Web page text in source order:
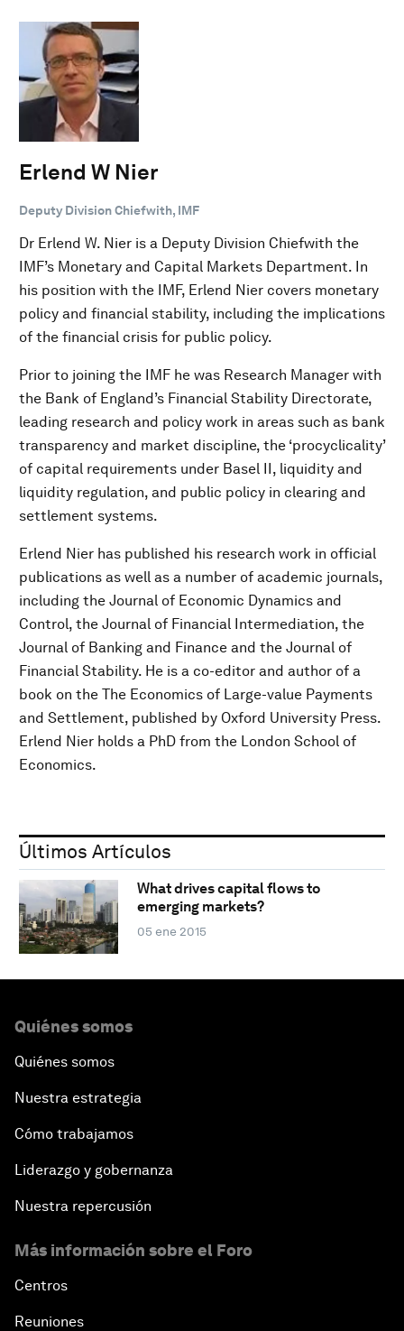
Erlend W Nier
Deputy Division Chiefwith, IMF
Dr Erlend W. Nier is a Deputy Division Chiefwith the
IMF’s Monetary and Capital Markets Department. In
his position with the IMF, Erlend Nier covers monetary
policy and financial stability, including the implications
of the financial crisis for public policy.
Prior to joining the IMF he was Research Manager with
the Bank of England’s Financial Stability Directorate,
leading research and policy work in areas such as bank
transparency and market discipline, the ‘procyclicality’
of capital requirements under Basel II, liquidity and
liquidity regulation, and public policy in clearing and
settlement systems.
Erlend Nier has published his research work in official
publications as well as a number of academic journals,
including the Journal of Economic Dynamics and
Control, the Journal of Financial Intermediation, the
Journal of Banking and Finance and the Journal of
Financial Stability. He is a co-editor and author of a
book on the The Economics of Large-value Payments
and Settlement, published by Oxford University Press.
Erlend Nier holds a PhD from the London School of
Economics.
Últimos Artículos
What drives capital flows to
emerging markets?
05 ene 2015
Quiénes somos
Quiénes somos
Nuestra estrategia
Cómo trabajamos
Liderazgo y gobernanza
Nuestra repercusión
Más información sobre el Foro
Centros
Reuniones